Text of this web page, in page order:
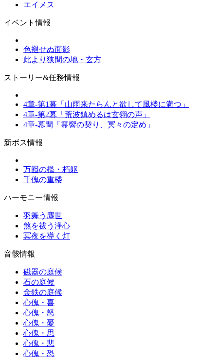
エイメス
イベント情報
色褪せぬ面影
此より狭間の地・玄方
ストーリー&任務情報
4章-第1幕「山雨来たらんと欲して風楼に満つ」
4章-第2幕「荒波鎮めるは玄翎の声」
4章-幕間「霊響の契り、冥々の定め」
新ボス情報
万囮の檻・朽躯
千傀の重楼
ハーモニー情報
羽舞う塵世
煞を祓う浄心
冥夜を導く灯
音骸情報
磁器の庭候
石の庭候
金鉄の庭候
心傀・喜
心傀・怒
心傀・憂
心傀・思
心傀・悲
心傀・恐